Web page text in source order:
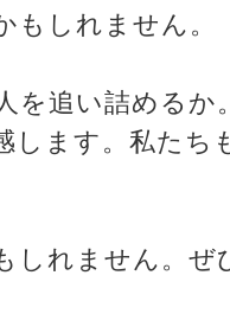
しれません。
を追い詰めるか。
します。私たち
しれません。ぜ